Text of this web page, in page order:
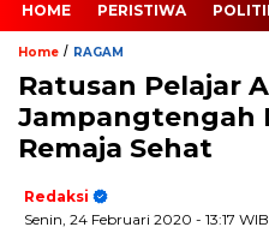
HOME PERISTIWA
Home / RAGAM
Ratusan Pelajar
Jampangtengah
Remaja Sehat
Redaksi
Senin, 24 Februari 2020 - 13:17 WIB